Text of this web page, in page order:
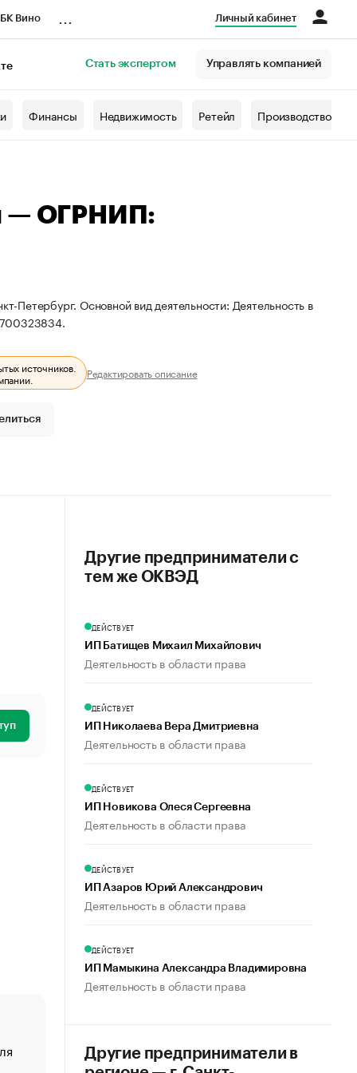
Вино Личный кабинет
Стать экспертом Управлять компанией
Финансы Недвижимость Ретейл Производство
— ОГРНИП:
Петербург. Основной вид деятельности: Деятельность в
источников.
Редактировать описание
«От спорта тело стареет иначе». Как живет глава
создавшей GTA
Другие предприниматели с
тем же ОКВЭД
ДЕЙСТВУЕТ
ИП Батищев Михаил Михайлович
Деятельность в области права
ДЕЙСТВУЕТ
ИП Николаева Вера Дмитриевна
Деятельность в области права
ДЕЙСТВУЕТ
ИП Новикова Олеся Сергеевна
Деятельность в области права
ДЕЙСТВУЕТ
ИП Азаров Юрий Александрович
Деятельность в области права
ДЕЙСТВУЕТ
ИП Мамыкина Александра Владимировна
Деятельность в области права
Другие предприниматели в